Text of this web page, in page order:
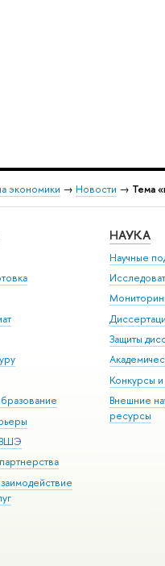
экономики → Новости → Тема
ВШЭ
НАУКА
Научные
Защиты
Конкурсы и
Внешние
ресурсы